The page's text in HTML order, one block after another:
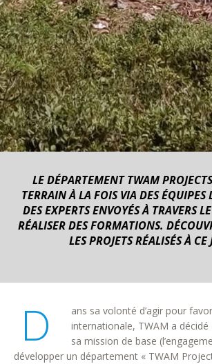
LE DÉPARTEMENT TWAM
TERRAIN À LA FOIS VIA DES ÉQUIPES
DES EXPERTS ENVOYÉS À TRAVERS
RÉALISER DES FORMATIONS.
LES PROJETS RÉALISÉS À CE
D
ans sa volonté d’agir pour
internationale, TWAM a décidé
sa mission de base
développer un département « TWAM